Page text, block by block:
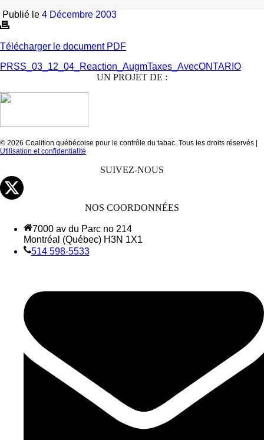
Publié le 4 Décembre 2003
Télécharger le document PDF
PRSS_03_12_04_Reaction_AugmTaxes_AvecONTARIO
UN PROJET DE :
© 2026 Coalition québécoise pour le contrôle du tabac. Tous les droits réservés |
Utilisation et confidentialité
SUIVEZ-NOUS
NOS COORDONNÉES
7000 av du Parc no 214
Montréal (Québec) H3N 1X1
514 598-5533